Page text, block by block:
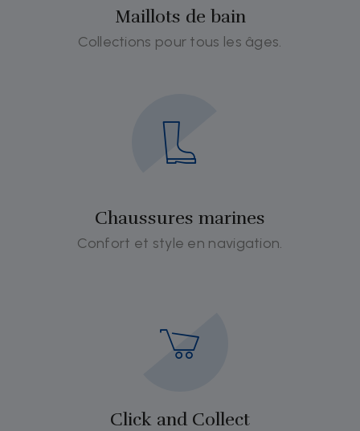
Maillots de bain
Collections pour tous les âges.
Chaussures marines
Confort et style en navigation.
Click and Collect